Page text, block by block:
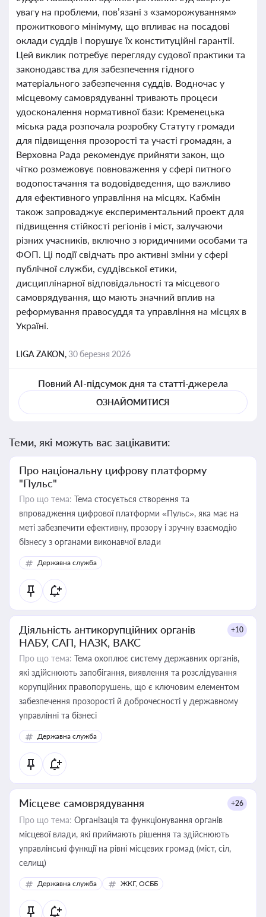
увагу на проблеми, пов’язані з «заморожуванням»
прожиткового мінімуму, що впливає на посадові
оклади суддів і порушує їх конституційні гарантії.
Цей виклик потребує перегляду судової практики та
законодавства для забезпечення гідного
матеріального забезпечення суддів. Водночас у
місцевому самоврядуванні тривають процеси
удосконалення нормативної бази: Кременецька
міська рада розпочала розробку Статуту громади
для підвищення прозорості та участі громадян, а
Верховна Рада рекомендує прийняти закон, що
чітко розмежовує повноваження у сфері питного
водопостачання та водовідведення, що важливо
для ефективного управління на місцях. Кабмін
також запроваджує експериментальний проект для
підвищення стійкості регіонів і міст, залучаючи
різних учасників, включно з юридичними особами та
ФОП. Ці події свідчать про активні зміни у сфері
публічної служби, суддівської етики,
дисциплінарної відповідальності та місцевого
самоврядування, що мають значний вплив на
реформування правосуддя та управління на місцях в
Україні.
LIGA ZAKON,30 березня 2026
Повний AI-підсумок дня та статті-джерела
ОЗНАЙОМИТИСЯ
Теми, які можуть вас зацікавити:
Про національну цифрову платформу
"Пульс"
Про що тема: Тема стосується створення та
впровадження цифрової платформи «Пульс», яка має на
меті забезпечити ефективну, прозору і зручну взаємодію
бізнесу з органами виконавчої влади
Державна служба
Діяльність антикорупційних органів
НАБУ, САП, НАЗК, ВАКС
+10
Про що тема: Тема охоплює систему державних органів,
які здійснюють запобігання, виявлення та розслідування
корупційних правопорушень, що є ключовим елементом
забезпечення прозорості й доброчесності у державному
управлінні та бізнесі
Державна служба
Місцеве самоврядування +26
Про що тема: Організація та функціонування органів
місцевої влади, які приймають рішення та здійснюють
управлінські функції на рівні місцевих громад (міст, сіл,
селищ)
Державна служба ЖКГ, ОСББ